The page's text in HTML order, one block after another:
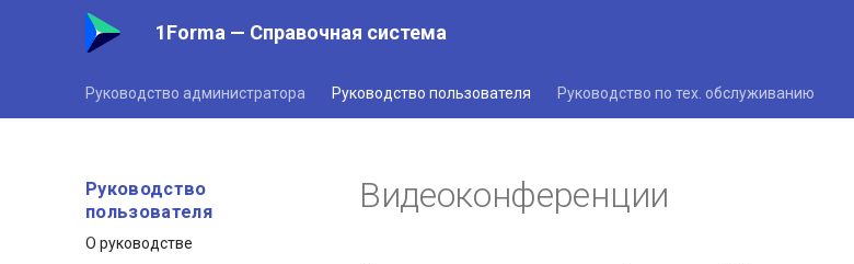
1Forma — Справочная система
Руководство администратора Руководство пользователя Руководство по тех. обслуживанию
Руководство
пользователя
О руководстве
Видеоконференции